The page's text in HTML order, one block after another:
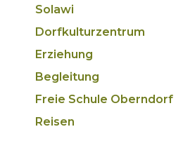
Solawi
Dorfkulturzentrum
Erziehung
Begleitung
Freie Schule Oberndorf
Reisen